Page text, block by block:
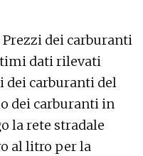
Prezzi dei carburanti
dati rilevati
dei carburanti del
dei carburanti in
la rete stradale
al litro per la